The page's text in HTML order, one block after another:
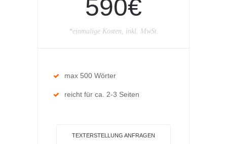
590€
*einmalige Kosten, inkl. MwSt.
max 500 Wörter
reicht für ca. 2-3 Seiten
TEXTERSTELLUNG ANFRAGEN